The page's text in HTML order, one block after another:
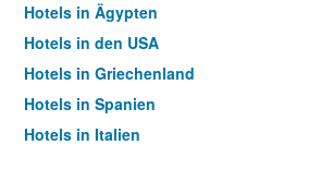
Hotels in Ägypten
Hotels in den USA
Hotels in Griechenland
Hotels in Spanien
Hotels in Italien